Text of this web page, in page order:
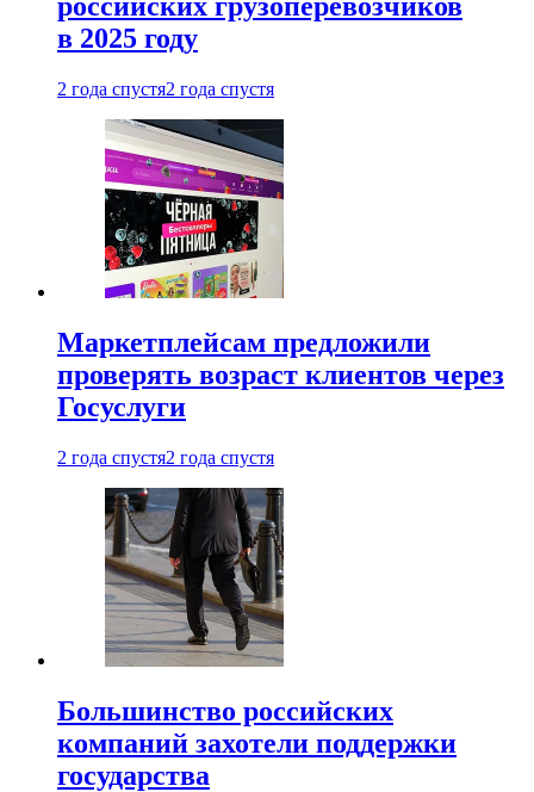
российских грузоперевозчиков
в 2025 году
2 года спустя2 года спустя
Маркетплейсам предложили
проверять возраст клиентов через
Госуслуги
2 года спустя2 года спустя
Большинство российских
компаний захотели поддержки
государства